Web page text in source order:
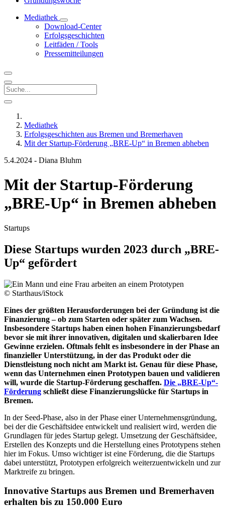
Mediathek
Download-Center
Erfolgsgeschichten
Leitfäden / Tools
Pressemitteilungen
Mediathek
Erfolgsgeschichten aus Bremen und Bremerhaven
Mit der Startup-Förderung „BRE-Up“ in Bremen abheben
5.4.2024 - Diana Bluhm
Mit der Startup-Förderung
„BRE-Up“ in Bremen abheben
Startups
Diese Startups wurden 2023 durch „BRE-
Up“ gefördert
© Starthaus/iStock
Eines der größten Herausforderungen bei der Gründung ist die
Finanzierung – ob zum Starten oder später zum Wachsen.
Insbesondere Startups haben einen hohen Finanzierungsbedarf
bevor sie mit ihrer innovativen, digitalen und skalierbaren Idee
Gewinne erzielen. Oftmals fehlt es insbesondere in der Phase an
finanzieller Unterstützung, in der das Produkt oder die
Dienstleistung noch nicht am Markt ist. Genau für diese Phase,
wenn das Unternehmen einen Prototypen bauen und validieren
will, wurde die Startup-Förderung geschaffen. Die „BRE-Up“-
Förderung schließt diese Finanzierungslücke für Startups in
Bremen.
In der Seed-Phase, also in der Phase einer Unternehmensgründung,
bei der die Geschäftsidee entwickelt und realisiert wird, werden die
Grundlagen für jedes Startup gelegt. Umsetzung der Geschäftsidee,
Erstellen des Konzepts und die Herstellung eines Prototypens stehen
hier im Fokus. Umso wichtiger ist eine Förderung, die die Startups
dabei unterstützt, Prototypen erfolgreich weiterzuentwickeln und zur
Marktreife zu bringen.
Innovative Startups aus Bremen und Bremerhaven
erhalten bis zu 150.000 Euro